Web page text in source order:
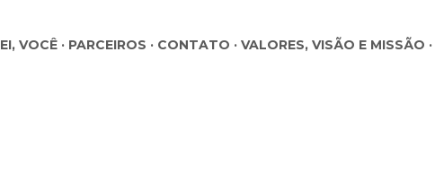
EI, VOCÊ PARCEIROS CONTATO VALORES, VISÃO E MISSÃO